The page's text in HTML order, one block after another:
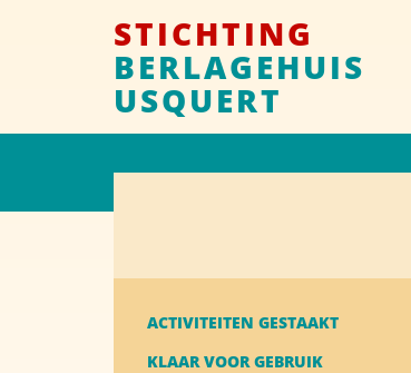
STICHTING
BERLAGEHUIS
USQUERT
ACTIVITEITEN GESTAAKT
KLAAR VOOR GEBRUIK